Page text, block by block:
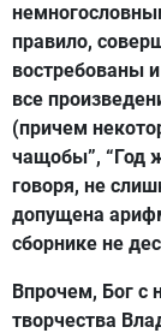
правило,
востребованы
все
(причем
чащобы”, “Год
говоря, не
допущена
сборнике не
Впрочем, Бог с
творчества